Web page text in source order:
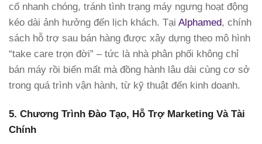
cố nhanh chóng, tránh tình trạng máy ngưng hoạt động
kéo dài ảnh hưởng đến lịch khách. Tại Alphamed, chính
sách hỗ trợ sau bán hàng được xây dựng theo mô hình
“take care trọn đời” – tức là nhà phân phối không chỉ
bán máy rồi biến mất mà đồng hành lâu dài cùng cơ sở
trong quá trình vận hành, từ kỹ thuật đến kinh doanh.
5. Chương Trình Đào Tạo, Hỗ Trợ Marketing Và Tài
Chính